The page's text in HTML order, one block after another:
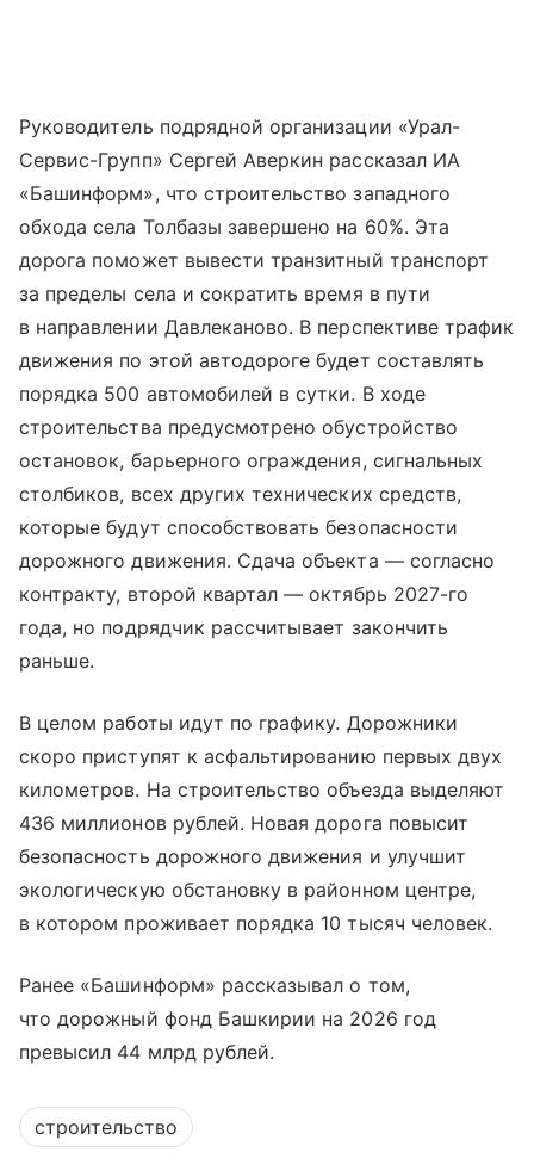
Руководитель подрядной организации «Урал-
Сервис-Групп» Сергей Аверкин рассказал ИА
«Башинформ», что строительство западного
обхода села Толбазы завершено на 60%. Эта
дорога поможет вывести транзитный транспорт
за пределы села и сократить время в пути
в направлении Давлеканово. В перспективе трафик
движения по этой автодороге будет составлять
порядка 500 автомобилей в сутки. В ходе
строительства предусмотрено обустройство
остановок, барьерного ограждения, сигнальных
столбиков, всех других технических средств,
которые будут способствовать безопасности
дорожного движения. Сдача объекта — согласно
контракту, второй квартал — октябрь 2027-го
года, но подрядчик рассчитывает закончить
раньше.
В целом работы идут по графику. Дорожники
скоро приступят к асфальтированию первых двух
километров. На строительство объезда выделяют
436 миллионов рублей. Новая дорога повысит
безопасность дорожного движения и улучшит
экологическую обстановку в районном центре,
в котором проживает порядка 10 тысяч человек.
Ранее «Башинформ» рассказывал о том,
что дорожный фонд Башкирии на 2026 год
превысил 44 млрд рублей.
строительство